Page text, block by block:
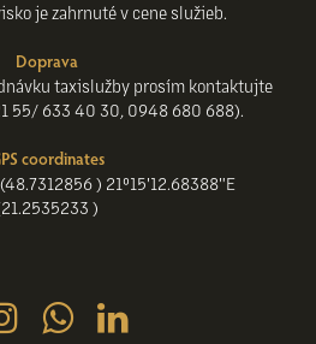
je zahrnuté v cene služieb.
Doprava
taxislužby prosím kontaktujte
55/ 633 40 30, 0948 680 688).
coordinates
) 21°15'12.68388"E
)